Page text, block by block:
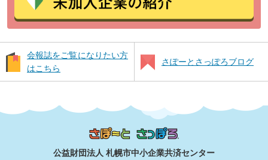
会報誌をご覧になりたい方
はこちら
さぽーとさっぽろブログ
公益財団法人 札幌市中小企業共済センター